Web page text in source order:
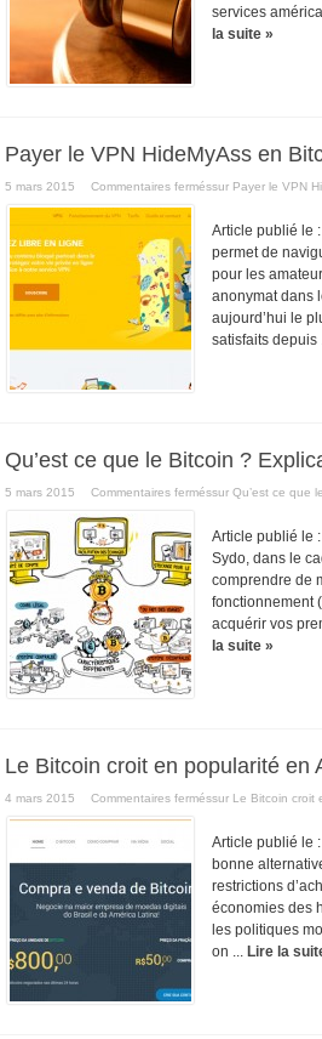
services
la suite »
Payer le VPN HideMyAss en
5 mars 2015 Commentaires ferméssur Payer le VPN
Article publié le
permet de
pour les
anonymat dans
aujourd’hui le
satisfaits depuis
Qu’est ce que le Bitcoin ?
5 mars 2015 Commentaires ferméssur Qu’est ce que
Article publié le
Sydo, dans le
comprendre de
fonctionnement
acquérir vos
la suite »
Le Bitcoin croit en popularité en
4 mars 2015 Commentaires ferméssur Le Bitcoin croit
Article publié le
bonne
restrictions
économies des
les politiques
on ... Lire la